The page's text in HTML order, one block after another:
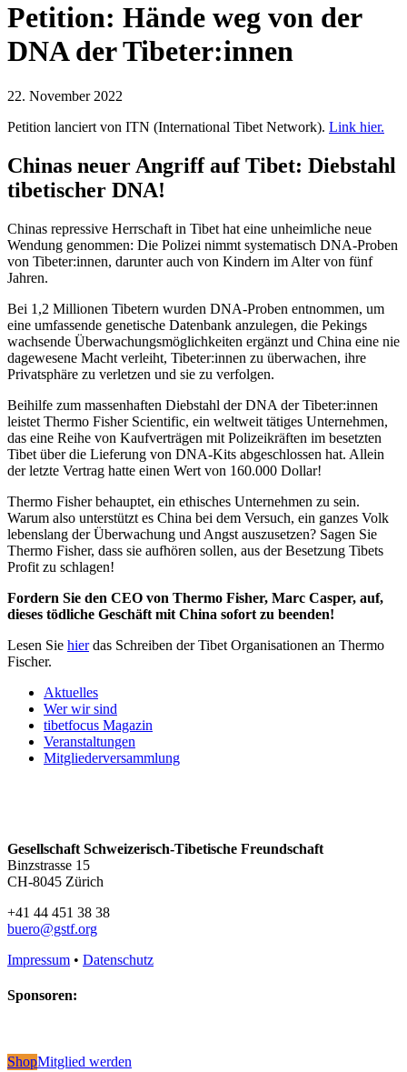
Petition: Hände weg von der
DNA der Tibeter:innen
22. November 2022
Petition lanciert von ITN (International Tibet Network). Link hier.
Chinas neuer Angriff auf Tibet: Diebstahl
tibetischer DNA!
Chinas repressive Herrschaft in Tibet hat eine unheimliche neue
Wendung genommen: Die Polizei nimmt systematisch DNA-Proben
von Tibeter:innen, darunter auch von Kindern im Alter von fünf
Jahren.
Bei 1,2 Millionen Tibetern wurden DNA-Proben entnommen, um
eine umfassende genetische Datenbank anzulegen, die Pekings
wachsende Überwachungsmöglichkeiten ergänzt und China eine nie
dagewesene Macht verleiht, Tibeter:innen zu überwachen, ihre
Privatsphäre zu verletzen und sie zu verfolgen.
Beihilfe zum massenhaften Diebstahl der DNA der Tibeter:innen
leistet Thermo Fisher Scientific, ein weltweit tätiges Unternehmen,
das eine Reihe von Kaufverträgen mit Polizeikräften im besetzten
Tibet über die Lieferung von DNA-Kits abgeschlossen hat. Allein
der letzte Vertrag hatte einen Wert von 160.000 Dollar!
Thermo Fisher behauptet, ein ethisches Unternehmen zu sein.
Warum also unterstützt es China bei dem Versuch, ein ganzes Volk
lebenslang der Überwachung und Angst auszusetzen? Sagen Sie
Thermo Fisher, dass sie aufhören sollen, aus der Besetzung Tibets
Profit zu schlagen!
Fordern Sie den CEO von Thermo Fisher, Marc Casper, auf,
dieses tödliche Geschäft mit China sofort zu beenden!
Lesen Sie hierdas Schreiben der Tibet Organisationen an Thermo
Fischer.
Aktuelles
Wer wir sind
tibetfocus Magazin
Veranstaltungen
Mitgliederversammlung
Gesellschaft Schweizerisch-Tibetische Freundschaft
Binzstrasse 15
CH-8045 Zürich
+41 44 451 38 38
buero@gstf.org
Impressum • Datenschutz
Sponsoren:
ShopMitglied werden